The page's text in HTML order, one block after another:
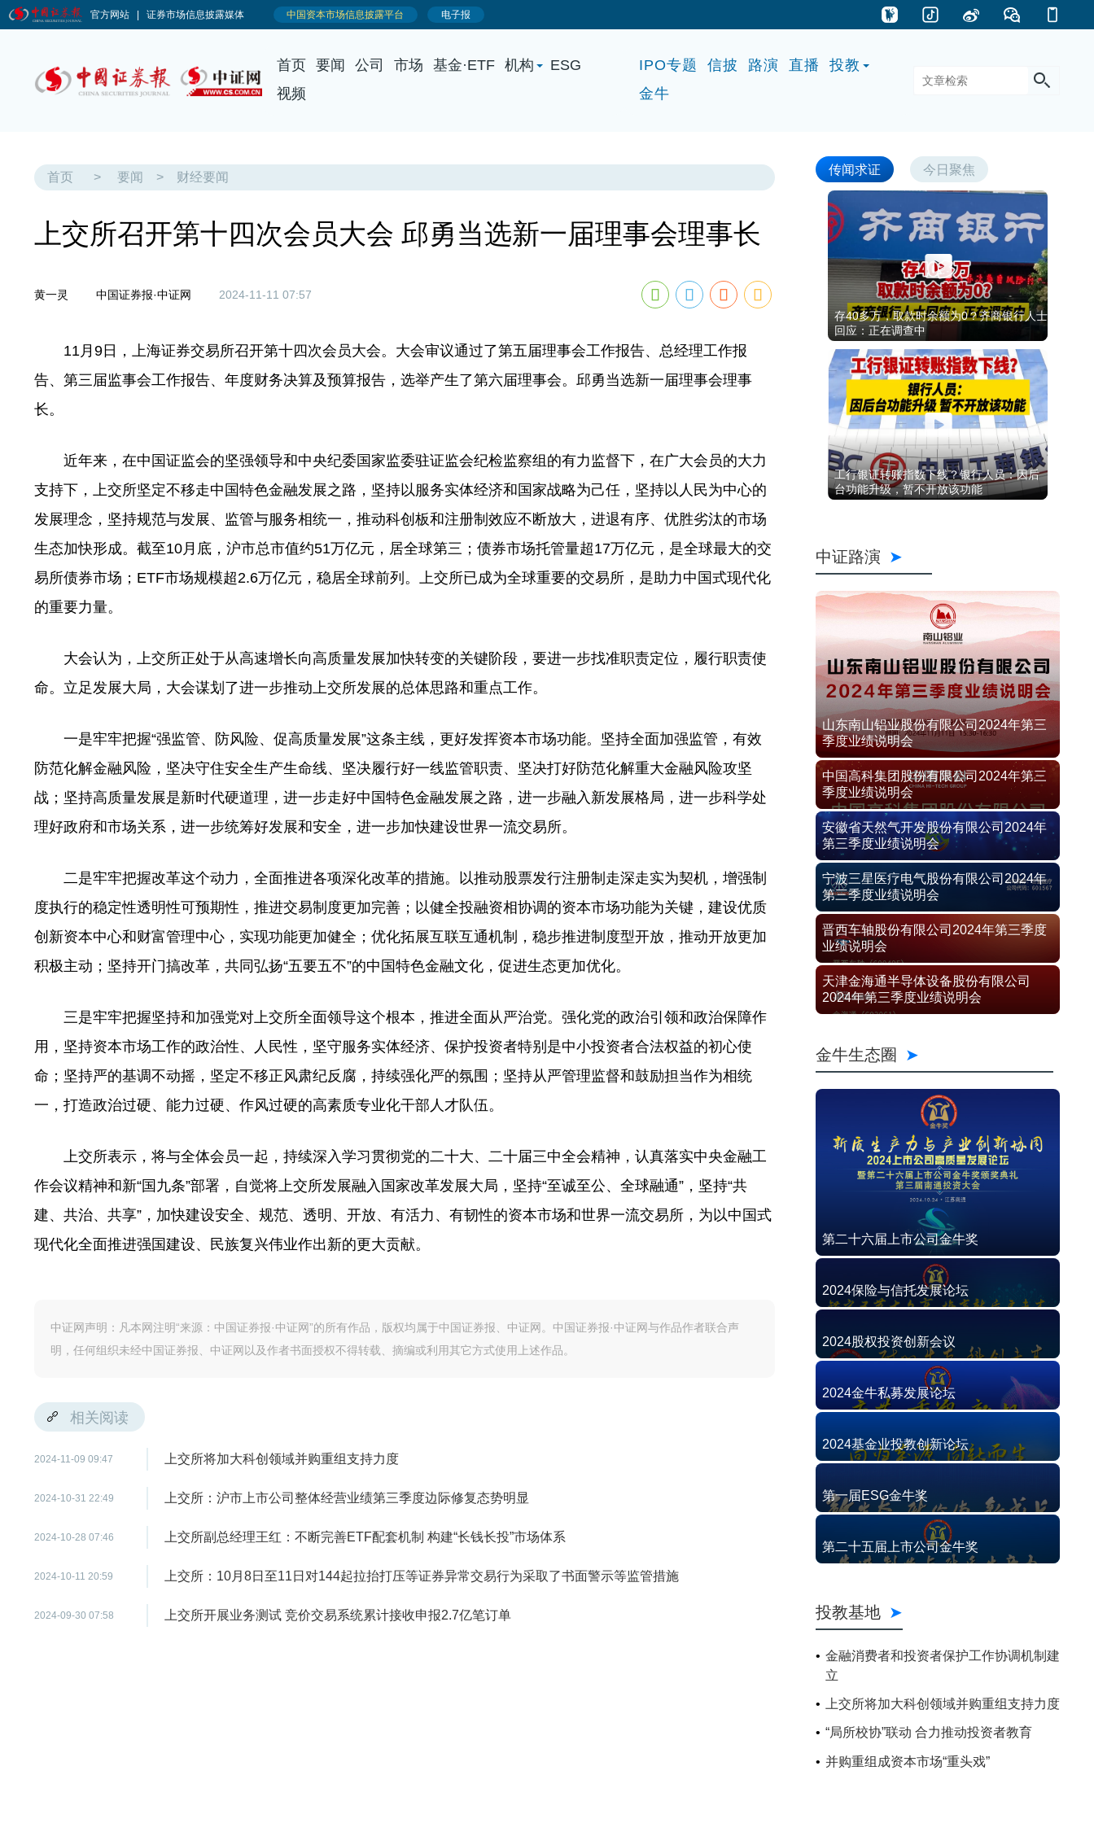
首页 要闻 公司 市场 基金·ETF 机构
ESG
视频
IPO专题 信披 路演 直播
投教
金牛
首页 > 要闻 > 财经要闻
上交所召开第十四次会员大会 邱勇当选新一届理事会理事长
黄一灵 中国证券报·中证网 2024-11-11 07:57
11月9日，上海证券交易所召开第十四次会员大会。大会审议通过了第五届理事会工作报告、总经理工作报
告、第三届监事会工作报告、年度财务决算及预算报告，选举产生了第六届理事会。邱勇当选新一届理事会理事
长。
近年来，在中国证监会的坚强领导和中央纪委国家监委驻证监会纪检监察组的有力监督下，在广大会员的大力
支持下，上交所坚定不移走中国特色金融发展之路，坚持以服务实体经济和国家战略为己任，坚持以人民为中心的
发展理念，坚持规范与发展、监管与服务相统一，推动科创板和注册制效应不断放大，进退有序、优胜劣汰的市场
生态加快形成。截至10月底，沪市总市值约51万亿元，居全球第三；债券市场托管量超17万亿元，是全球最大的交
易所债券市场；ETF市场规模超2.6万亿元，稳居全球前列。上交所已成为全球重要的交易所，是助力中国式现代化
的重要力量。
大会认为，上交所正处于从高速增长向高质量发展加快转变的关键阶段，要进一步找准职责定位，履行职责使
命。立足发展大局，大会谋划了进一步推动上交所发展的总体思路和重点工作。
一是牢牢把握“强监管、防风险、促高质量发展”这条主线，更好发挥资本市场功能。坚持全面加强监管，有效
防范化解金融风险，坚决守住安全生产生命线、坚决履行好一线监管职责、坚决打好防范化解重大金融风险攻坚
战；坚持高质量发展是新时代硬道理，进一步走好中国特色金融发展之路，进一步融入新发展格局，进一步科学处
理好政府和市场关系，进一步统筹好发展和安全，进一步加快建设世界一流交易所。
二是牢牢把握改革这个动力，全面推进各项深化改革的措施。以推动股票发行注册制走深走实为契机，增强制
度执行的稳定性透明性可预期性，推进交易制度更加完善；以健全投融资相协调的资本市场功能为关键，建设优质
创新资本中心和财富管理中心，实现功能更加健全；优化拓展互联互通机制，稳步推进制度型开放，推动开放更加
积极主动；坚持开门搞改革，共同弘扬“五要五不”的中国特色金融文化，促进生态更加优化。
三是牢牢把握坚持和加强党对上交所全面领导这个根本，推进全面从严治党。强化党的政治引领和政治保障作
用，坚持资本市场工作的政治性、人民性，坚守服务实体经济、保护投资者特别是中小投资者合法权益的初心使
命；坚持严的基调不动摇，坚定不移正风肃纪反腐，持续强化严的氛围；坚持从严管理监督和鼓励担当作为相统
一，打造政治过硬、能力过硬、作风过硬的高素质专业化干部人才队伍。
上交所表示，将与全体会员一起，持续深入学习贯彻党的二十大、二十届三中全会精神，认真落实中央金融工
作会议精神和新“国九条”部署，自觉将上交所发展融入国家改革发展大局，坚持“至诚至公、全球融通”，坚持“共
建、共治、共享”，加快建设安全、规范、透明、开放、有活力、有韧性的资本市场和世界一流交易所，为以中国式
现代化全面推进强国建设、民族复兴伟业作出新的更大贡献。
中证网声明：凡本网注明“来源：中国证券报·中证网”的所有作品，版权均属于中国证券报、中证网。中国证券报·中证网与作品作者联合声
明，任何组织未经中国证券报、中证网以及作者书面授权不得转载、摘编或利用其它方式使用上述作品。
相关阅读
2024-11-09 09:47 上交所将加大科创领域并购重组支持力度
2024-10-31 22:49 上交所：沪市上市公司整体经营业绩第三季度边际修复态势明显
2024-10-28 07:46 上交所副总经理王红：不断完善ETF配套机制 构建“长钱长投”市场体系
2024-10-11 20:59 上交所：10月8日至11日对144起拉抬打压等证券异常交易行为采取了书面警示等监管措施
2024-09-30 07:58 上交所开展业务测试 竞价交易系统累计接收申报2.7亿笔订单
传闻求证 今日聚焦
存40多万，取款时余额为0？齐商银行人士
回应：正在调查中
工行银证转账指数下线？银行人员：因后
台功能升级，暂不开放该功能
中证路演
山东南山铝业股份有限公司2024年第三
季度业绩说明会
中国高科集团股份有限公司2024年第三
季度业绩说明会
安徽省天然气开发股份有限公司2024年
第三季度业绩说明会
宁波三星医疗电气股份有限公司2024年
第三季度业绩说明会
晋西车轴股份有限公司2024年第三季度
业绩说明会
天津金海通半导体设备股份有限公司
2024年第三季度业绩说明会
金牛生态圈
第二十六届上市公司金牛奖
2024保险与信托发展论坛
2024股权投资创新会议
2024金牛私募发展论坛
2024基金业投教创新论坛
第一届ESG金牛奖
第二十五届上市公司金牛奖
投教基地
金融消费者和投资者保护工作协调机制建
立
上交所将加大科创领域并购重组支持力度
“局所校协”联动 合力推动投资者教育
并购重组成资本市场“重头戏”